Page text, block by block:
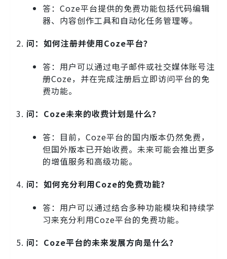
答：Coze平台提供的免费功能包括代码编辑
器、内容创作工具和自动化任务管理等。
问：如何注册并使用Coze平台？
答：用户可以通过电子邮件或社交媒体账号注
册Coze，并在完成注册后立即访问平台的免
费功能。
问：Coze未来的收费计划是什么？
答：目前，Coze平台的国内版本仍然免费，
但国外版本已开始收费。未来可能会推出更多
的增值服务和高级功能。
问：如何充分利用Coze的免费功能？
答：用户可以通过结合多种功能模块和持续学
习来充分利用Coze平台的免费功能。
问：Coze平台的未来发展方向是什么？